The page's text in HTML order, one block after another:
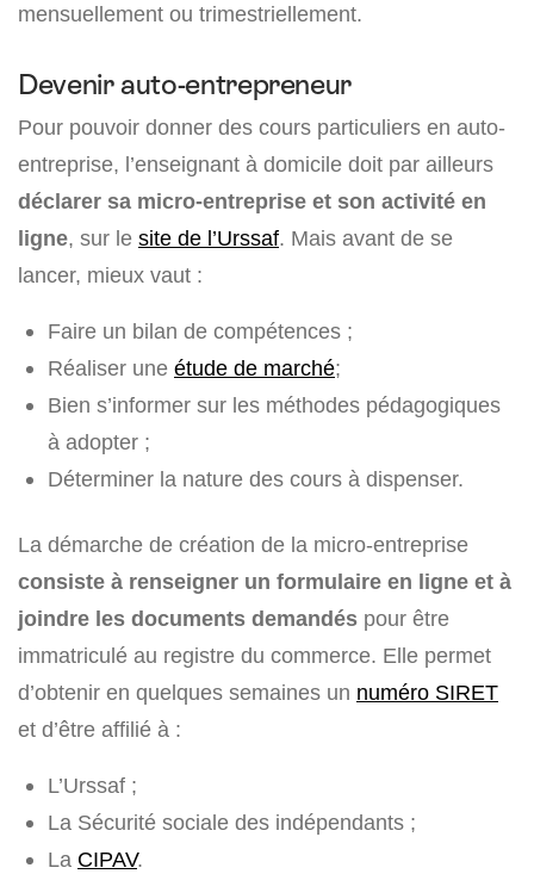
mensuellement ou trimestriellement.
Devenir auto-entrepreneur
Pour pouvoir donner des cours particuliers en auto-
entreprise, l’enseignant à domicile doit par ailleurs
déclarer sa micro-entreprise et son activité en
ligne, sur le site de l’Urssaf. Mais avant de se
lancer, mieux vaut :
Faire un bilan de compétences ;
Réaliser une étude de marché;
Bien s’informer sur les méthodes pédagogiques
à adopter ;
Déterminer la nature des cours à dispenser.
La démarche de création de la micro-entreprise
consiste à renseigner un formulaire en ligne et à
joindre les documents demandés pour être
immatriculé au registre du commerce. Elle permet
d’obtenir en quelques semaines un numéro SIRET
et d’être affilié à :
L’Urssaf ;
La Sécurité sociale des indépendants ;
La CIPAV.